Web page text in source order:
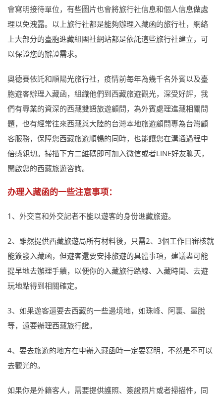
會寫明接待單位，有些圖片也會將旅行社信息和個人信息做處
理以免洩露。以上旅行社都是能夠辦理入藏函的旅行社，網絡
上大部分的臺胞進藏組團社網站都是依託這些旅行社建立，可
以保證您的辦證需求。
奧德賽依託和順陽光旅行社，疫情前每年為幾千名外賓以及臺
胞遊客辦理入藏函，組織他們到西藏旅遊觀光，深受好評，我
們有專業的資深的西藏雙語旅遊顧問，為外賓處理進藏相關問
題，也有經常往來西藏與大陸的台灣本地旅遊顧問專為台灣顧
客服務，保障您西藏旅遊順暢的同時，也能讓您在溝通過程中
倍感親切。掃描下方二維碼即可加入微信或者LINE好友聊天，
開啟您的西藏旅遊咨詢。
办理入藏函的一些注意事项：
1、外交官和外交記者不能以遊客的身份進藏旅遊。
2、雖然提供西藏旅遊局所有材料後，只需2、3個工作日審核就
能簽發入藏函，但遊客還要安排旅遊的具體事項，建議盡可能
提早地去辦理手續，以便你的入藏旅行路線、入藏時間、去遊
玩地點得到相關確定。
3、如果遊客還要去西藏的一些邊境地，如珠峰、阿裏、墨脫
等，還要辦理西藏旅行證。
4、要去旅遊的地方在申辦入藏函時一定要寫明，不然是不可以
去觀光的。
如果你是外籍客人，需要提供護照、簽證照片或者掃描件，同